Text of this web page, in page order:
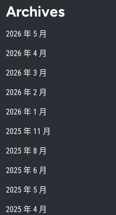
Archives
2026 年 5 月
2026 年 4 月
2026 年 3 月
2026 年 2 月
2026 年 1 月
2025 年 11 月
2025 年 8 月
2025 年 6 月
2025 年 5 月
2025 年 4 月